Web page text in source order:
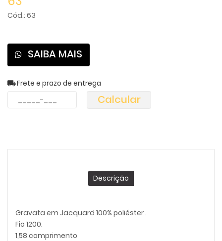
Cód.: 63
SAIBA MAIS
Frete e prazo de entrega
Calcular
Descrição
Gravata em Jacquard 100% poliéster .
Fio 1200.
1,58 comprimento